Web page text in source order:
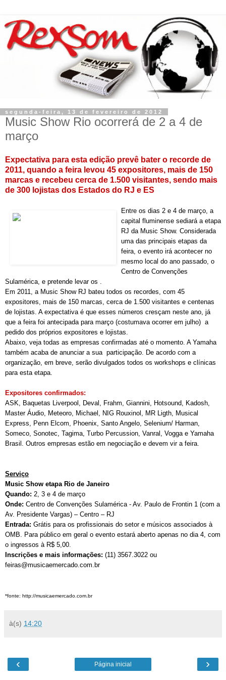
segunda-feira, 13 de fevereiro de 2012
Music Show Rio ocorrerá de 2 a 4 de
março
Expectativa para esta edição prevê bater o recorde de
2011, quando a feira levou 45 expositores, mais de 150
marcas e recebeu cerca de 1.500 visitantes, sendo mais
de 300 lojistas dos Estados do RJ e ES
Entre os dias 2 e 4 de março, a
capital fluminense sediará a etapa
RJ da Music Show. Considerada
uma das principais etapas da
feira, o evento irá acontecer no
mesmo local do ano passado, o
Centro de Convenções
Sulamérica, e pretende levar os .
Em 2011, a Music Show RJ bateu todos os recordes, com 45
expositores, mais de 150 marcas, cerca de 1.500 visitantes e centenas
de lojistas. A expectativa é que esses números cresçam neste ano, já
que a feira foi antecipada para março (costumava ocorrer em julho) a
pedido dos próprios expositores e lojistas.
Abaixo, veja todas as empresas confirmadas até o momento. A Yamaha
também acaba de anunciar a sua participação. De acordo com a
organização, em breve, serão divulgados todos os workshops e clínicas
para esta etapa.
Expositores confirmados:
ASK, Baquetas Liverpool, Deval, Frahm, Giannini, Hotsound, Kadosh,
Master Áudio, Meteoro, Michael, NIG Rouxinol, MR Ligth, Musical
Express, Penn Elcom, Phoenix, Santo Angelo, Selenium/ Harman,
Someco, Sonotec, Tagima, Turbo Percussion, Vanral, Vogga e Yamaha
Brasil . Outros empresas estão em negociação e devem vir a feira.
Serviço
Music Show etapa Rio de Janeiro
Quando: 2, 3 e 4 de março
Onde: Centro de Convenções Sulamérica - Av. Paulo de Frontin 1 (com a
Av. Presidente Vargas) – Centro – RJ
Entrada: Grátis para os profissionais do setor e músicos associados à
OMB. Para público em geral o evento estará aberto apenas no dia 4, com
o ingressos à R$ 5,00.
Inscrições e mais informações: (11) 3567.3022 ou
feiras@musicaemercado.com.br
*fonte: http://musicaemercado.com.br
à(s) 14:20
‹ ›
Página inicial